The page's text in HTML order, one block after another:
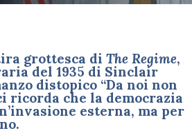
grottesca di The Regime,
del 1935 di Sinclair
distopico “Da noi non
ricorda che la democrazia
esterna, ma per